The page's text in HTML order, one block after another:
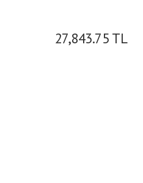
27,843.75 TL